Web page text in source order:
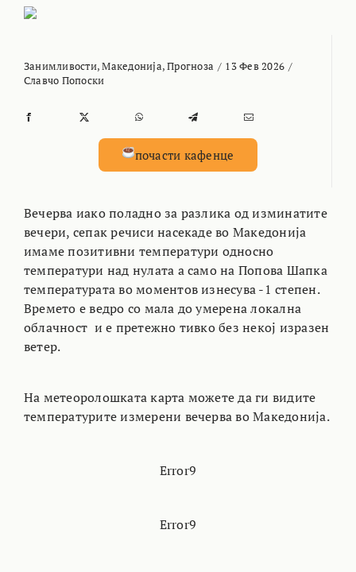
Занимливости,Македонија,Прогноза / 13 Фев 2026 /
Славчо Попоски
почасти кафенце
Вечерва иако поладно за разлика од изминатите
вечери, сепак речиси насекаде во Македонија
имаме позитивни температури односно
температури над нулата а само на Попова Шапка
температурата во моментов изнесува -1 степен.
Времето е ведро со мала до умерена локална
облачност и е претежно тивко без некој изразен
ветер.
На метеоролошката карта можете да ги видите
температурите измерени вечерва во Македонија.
Error9
Error9